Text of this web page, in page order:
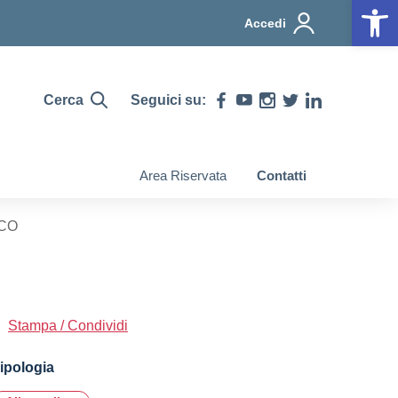
Accedi
Cerca Seguici su:
Area Riservata Contatti
Stampa / Condividi